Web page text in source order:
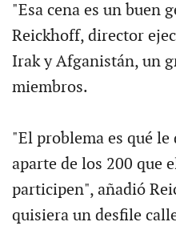
"Esa cena es un buen
Reickhoff, director
Irak y Afganistán, un
miembros.
"El problema es qué le
aparte de los 200 que
participen", añadió
quisiera un desfile